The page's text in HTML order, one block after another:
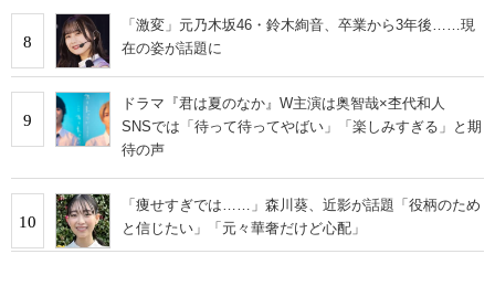
8
「激変」元乃木坂46・鈴木絢音、卒業から3年後……現
在の姿が話題に
9
ドラマ『君は夏のなか』W主演は奥智哉×杢代和人
SNSでは「待って待ってやばい」「楽しみすぎる」と期
待の声
10
「痩せすぎでは……」森川葵、近影が話題「役柄のため
と信じたい」「元々華奢だけど心配」